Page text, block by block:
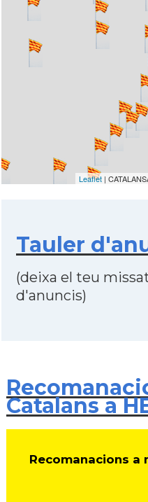
Leaflet |
Tauler
(deixa el teu
d'anuncis)
Catalans a
Recomanacions a